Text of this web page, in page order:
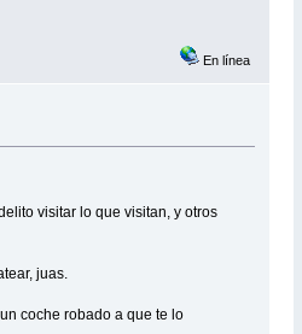
En línea
visitar lo que visitan, y otros
juas.
coche robado a que te lo